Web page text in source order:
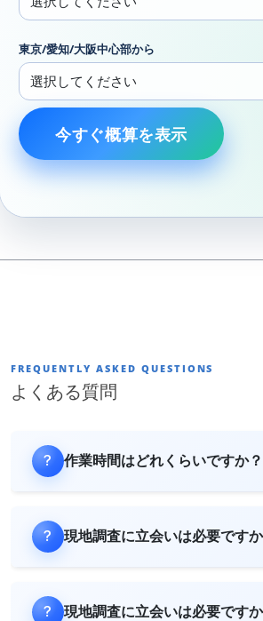
東京/愛知/大阪中心部から
今すぐ概算を表示
FREQUENTLY ASKED QUESTIONS
よくある質問
作業時間はどれくらいですか？
現地調査に立会いは必要ですか
現地調査に立会いは必要ですか